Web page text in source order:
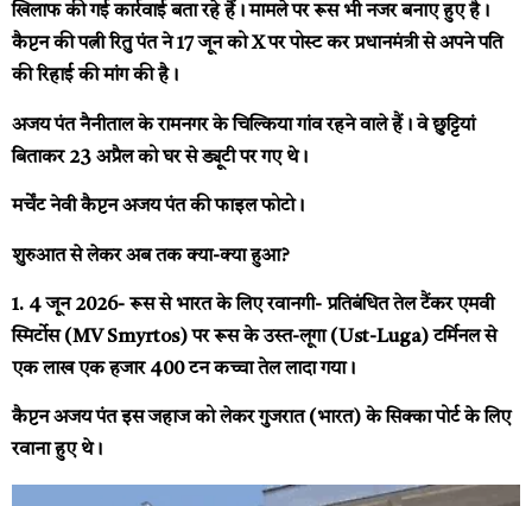
खिलाफ की गई कार्रवाई बता रहे हैं। मामले पर रूस भी नजर बनाए हुए है।
कैप्टन की पत्नी रितु पंत ने 17 जून को X पर पोस्ट कर प्रधानमंत्री से अपने पति
की रिहाई की मांग की है।
अजय पंत नैनीताल के रामनगर के चिल्किया गांव रहने वाले हैं। वे छुट्टियां
बिताकर 23 अप्रैल को घर से ड्यूटी पर गए थे।
मर्चेंट नेवी कैप्टन अजय पंत की फाइल फोटो।
शुरुआत से लेकर अब तक क्या-क्या हुआ?
1. 4 जून 2026- रूस से भारत के लिए रवानगी- प्रतिबंधित तेल टैंकर एमवी
स्मिर्टोस (MV Smyrtos) पर रूस के उस्त-लूगा (Ust-Luga) टर्मिनल से
एक लाख एक हजार 400 टन कच्चा तेल लादा गया।
कैप्टन अजय पंत इस जहाज को लेकर गुजरात (भारत) के सिक्का पोर्ट के लिए
रवाना हुए थे।